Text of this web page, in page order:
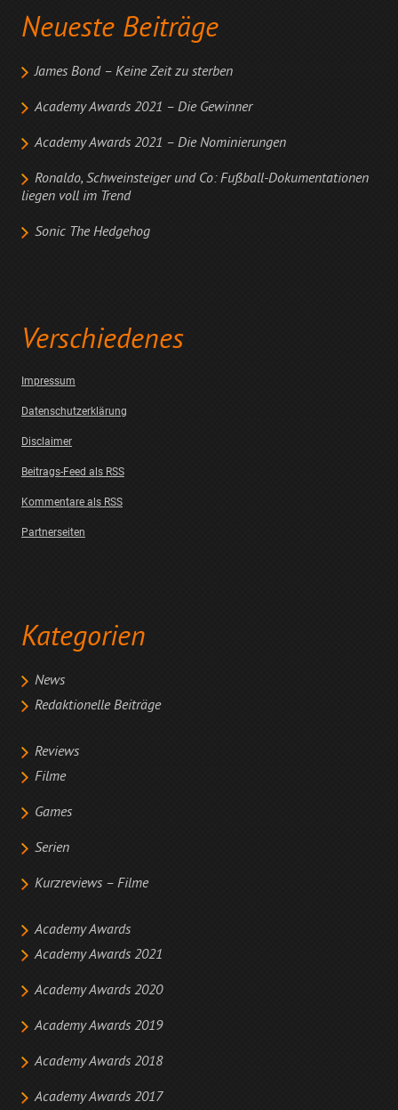
Neueste Beiträge
James Bond – Keine Zeit zu sterben
Academy Awards 2021 – Die Gewinner
Academy Awards 2021 – Die Nominierungen
Ronaldo, Schweinsteiger und Co: Fußball-Dokumentationen
liegen voll im Trend
Sonic The Hedgehog
Verschiedenes
Impressum
Datenschutzerklärung
Disclaimer
Beitrags-Feed als RSS
Kommentare als RSS
Partnerseiten
Kategorien
News
Redaktionelle Beiträge
Reviews
Filme
Games
Serien
Kurzreviews – Filme
Academy Awards
Academy Awards 2021
Academy Awards 2020
Academy Awards 2019
Academy Awards 2018
Academy Awards 2017